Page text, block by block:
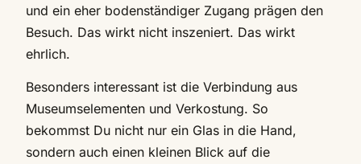
und ein eher bodenständiger Zugang prägen den
Besuch. Das wirkt nicht inszeniert. Das wirkt
ehrlich.
Besonders interessant ist die Verbindung aus
Museumselementen und Verkostung. So
bekommst Du nicht nur ein Glas in die Hand,
sondern auch einen kleinen Blick auf die